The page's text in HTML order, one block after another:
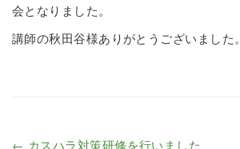
会となりました。
講師の秋田谷様ありがとうございました。
← カスハラ対策研修を行いました